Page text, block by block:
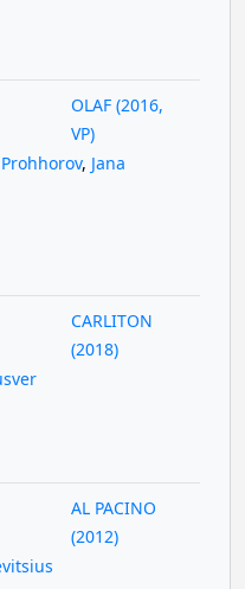
OLAF (2016,
VP)
, Jana
CARLITON
(2018)
AL PACINO
(2012)